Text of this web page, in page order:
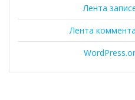
Лента
Лента